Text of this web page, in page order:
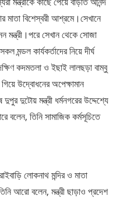
মাতা বিশেস্বরী আশ্রমে।সেখানে
মন্ত্রী।পরে সেখান থেকে সোজা
মন্ডল কার্যকর্তাদের নিয়ে দীর্ঘ
কদমতলা ও ইছাই লালছড়া বাম্বু
গিয়ে উদ্বোধনের অপেক্ষামান
দুপুর দুটোয় মন্ত্রী ধর্মনগরের উদ্দেশ্যে
বলেন, তিনি সামাজিক কর্মসূচিতে
লোকনাথ মন্দির ও মাতা
আরো বলেন, মন্ত্রী ছাড়াও প্রদেশ